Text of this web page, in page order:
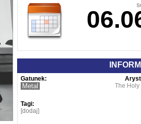
Gatunek:
Metal
The Holy
Tagi:
[dodaj]